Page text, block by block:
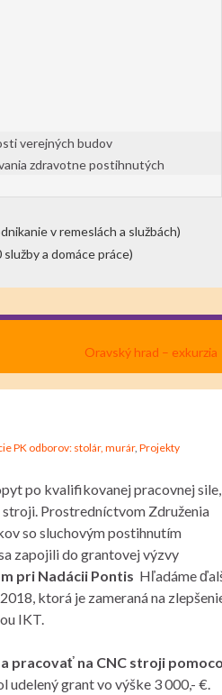
verejných budov
zdravotne postihnutých
v remeslách a službách)
a domáce práce)
Oravský hrad – exkurzia
PK odborov: stolár, murár, Projekty
po kvalifikovanej pracovnej sile,
Prostredníctvom Združenia
so sluchovým postihnutím
zapojili do grantovej výzvy
pri Nadácii Pontis Hľadáme
ktorá je zameraná na
IKT.
pracovať na CNC stroji
udelený grant vo výške 3 000,- €.